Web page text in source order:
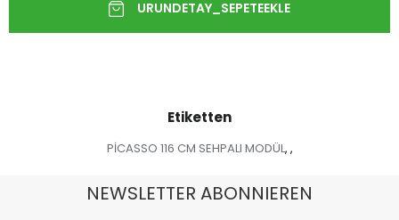
Etiketten
PİCASSO 116 CM SEHPALI MODÜL, ,
NEWSLETTER ABONNIEREN